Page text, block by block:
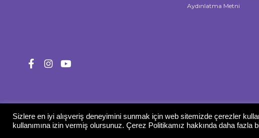
Aydınlatma Metni
Gizlilik Politikası
Sizlere en iyi alışveriş deneyimini sunmak için web sitemizde çerezler
kullanımına izin vermiş olursunuz. Çerez Politikamız hakkında daha fazla